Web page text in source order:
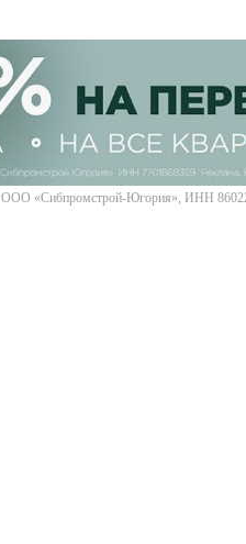
ООО «Сибпромстрой-Югория», ИНН